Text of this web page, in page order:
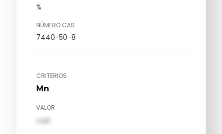
%
NÚMERO CAS
7440-50-8
CRITERIOS
Mn
VALOR
val1